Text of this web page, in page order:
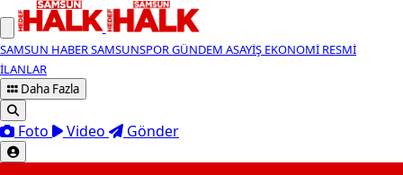
SAMSUN HABERSAMSUNSPORGÜNDEM ASAYİŞ EKONOMİ RESMİ
İLANLAR
Daha Fazla
Foto Video Gönder